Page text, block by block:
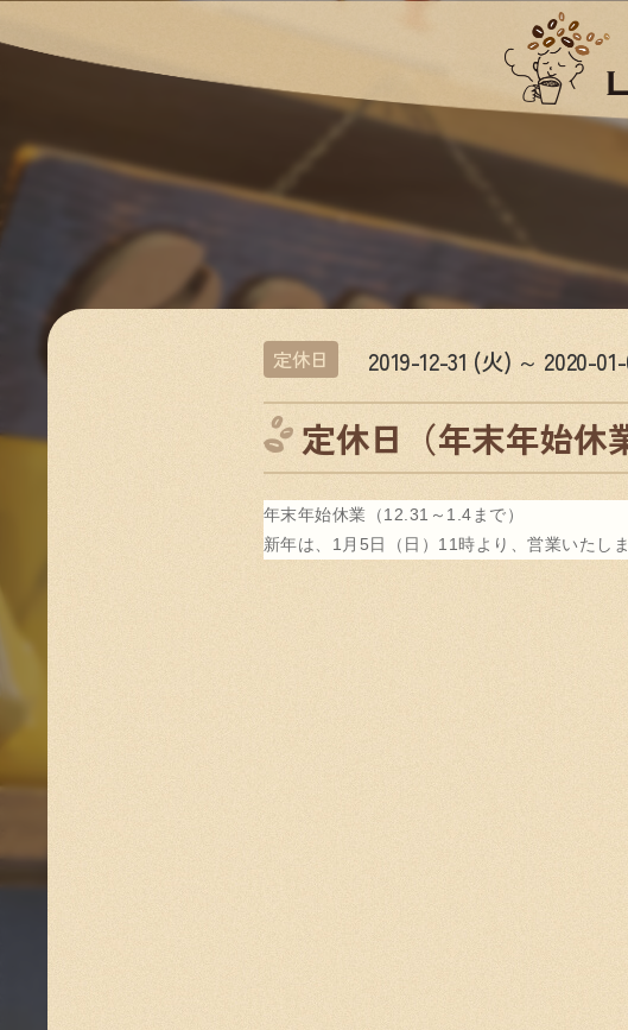
定休日 2019-12-31 (火) ～ 2020-
定休日（年末年始休
年末年始休業（12.31～1.4まで）
新年は、1月5日（日）11時より、営業いたし